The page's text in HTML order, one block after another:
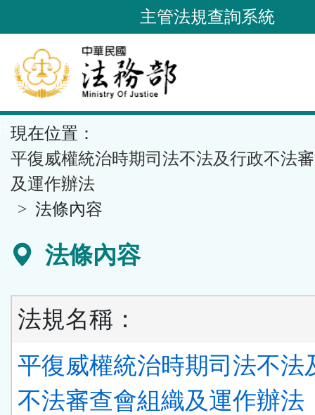
到
要
內
容
區
塊
主管法規查詢系統
現在位置：
平復威權統治時期司法不法及行政不法
及運作辦法
法條內容
法條內容
法規名稱：
平復威權統治時期司法不法
不法審查會組織及運作辦法